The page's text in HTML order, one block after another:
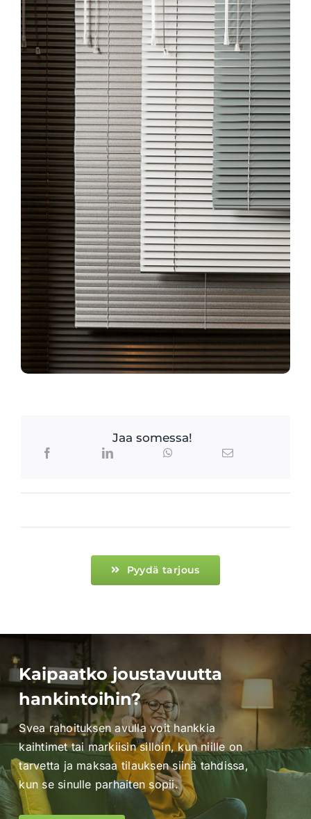
Jaa somessa!
Pyydä tarjous
Kaipaatko joustavuutta
hankintoihin?
Svea rahoituksen avulla voit hankkia
kaihtimet tai markiisin silloin, kun niille on
tarvetta ja maksaa tilauksen siinä tahdissa,
kun se sinulle parhaiten sopii.